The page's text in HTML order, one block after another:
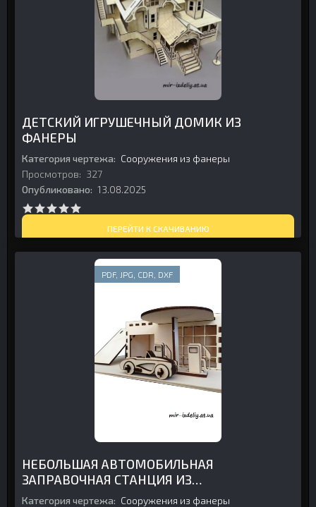
ДЕТСКИЙ ИГРУШЕЧНЫЙ ДОМИК ИЗ
ФАНЕРЫ
Категория чертежа: Сооружения из фанеры
Просмотров: 327
Опубликовано: 13.08.2025
ПЕРЕЙТИ К СКАЧИВАНИЮ
PDF, JPG, CDR, DXF
НЕБОЛЬШАЯ АВТОМОБИЛЬНАЯ
ЗАПРАВОЧНАЯ СТАНЦИЯ ИЗ
ФАНЕРЫ
Категория чертежа: Сооружения из фанеры